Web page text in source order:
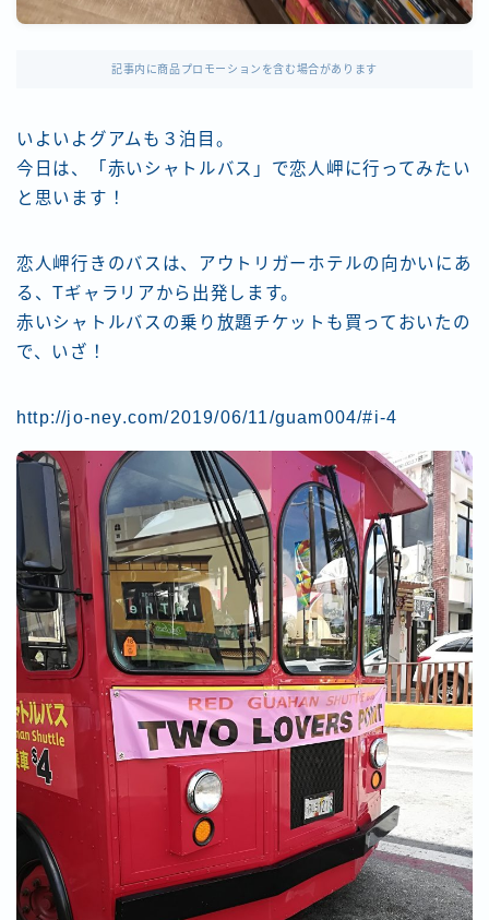
記事内に商品プロモーションを含む場合があります
いよいよグアムも３泊目。
今日は、「赤いシャトルバス」で恋人岬に行ってみたい
と思います！
恋人岬行きのバスは、アウトリガーホテルの向かいにあ
る、Tギャラリアから出発します。
赤いシャトルバスの乗り放題チケットも買っておいたの
で、いざ！
http://jo-ney.com/2019/06/11/guam004/#i-4